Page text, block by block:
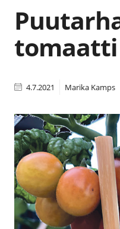
tomaatti
4.7.2021 Marika Kamps